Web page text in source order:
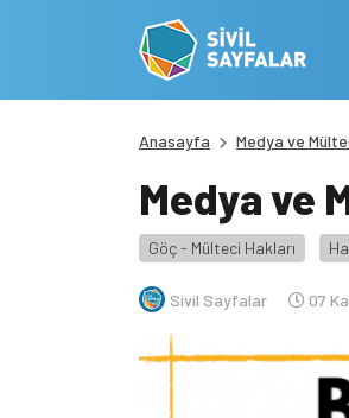
Anasayfa Medya ve
Medya ve
Göç - Mülteci Hakları
Sivil Sayfalar 07